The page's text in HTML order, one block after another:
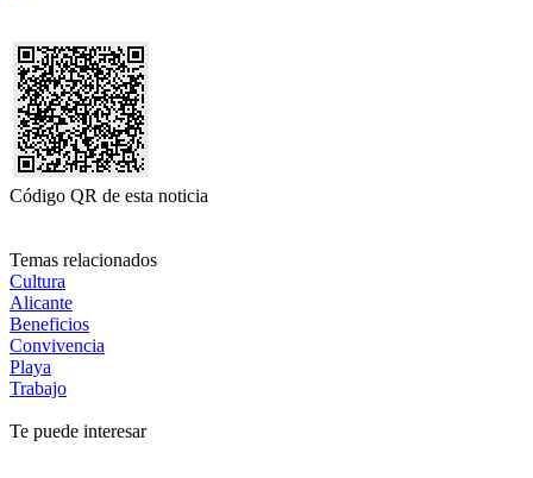
Código QR de esta noticia
Temas relacionados
Cultura
Alicante
Beneficios
Convivencia
Playa
Trabajo
Te puede interesar